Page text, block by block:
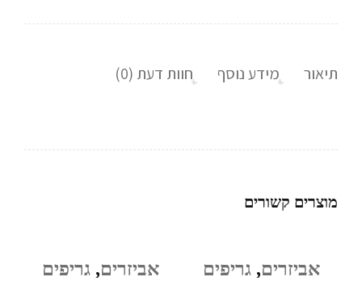
תיאור מידע נוסף חוות דעת (0)
מוצרים קשורים
אביזרים, גריפים אביזרים, גריפים